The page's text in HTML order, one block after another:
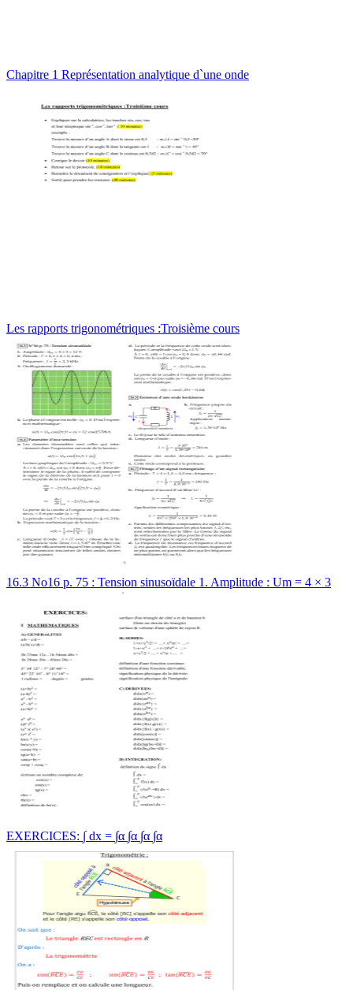
Chapitre 1 Représentation analytique d`une onde
Les rapports trigonométriques :Troisième cours
16.3 No16 p. 75 : Tension sinusoïdale 1. Amplitude : Um = 4 × 3
EXERCICES: ∫ dx = ∫α ∫α ∫α ∫α